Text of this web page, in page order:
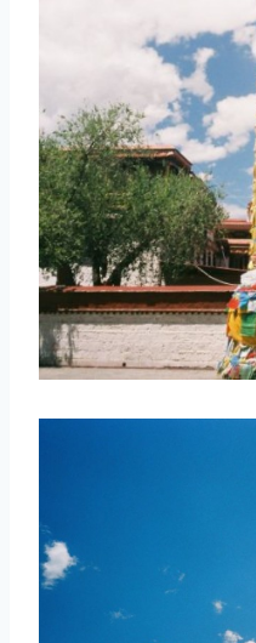
取消